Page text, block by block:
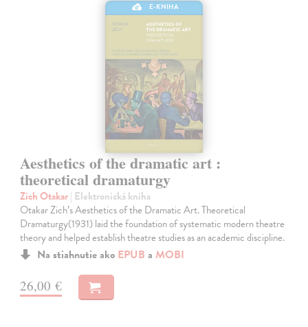
E-KNIHA
Aesthetics of the dramatic art :
theoretical dramaturgy
Zich Otakar| Elektronická kniha
Otakar Zich’s Aesthetics of the Dramatic Art. Theoretical
Dramaturgy(1931) laid the foundation of systematic modern theatre
theory and helped establish theatre studies as an academic discipline.
Na stiahnutie ako EPUB a MOBI
26,00 €